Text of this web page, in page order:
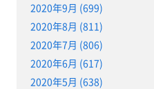
2020年9月 (699)
2020年8月 (811)
2020年7月 (806)
2020年6月 (617)
2020年5月 (638)